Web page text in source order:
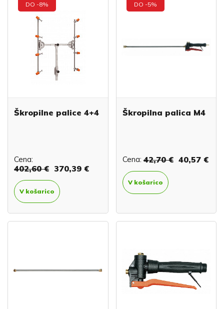
DO -8%
Škropilne palice 4+4
Cena:
402,60 € 370,39 €
V košarico
DO -5%
Škropilna palica M4
Cena: 42,70 € 40,57 €
V košarico